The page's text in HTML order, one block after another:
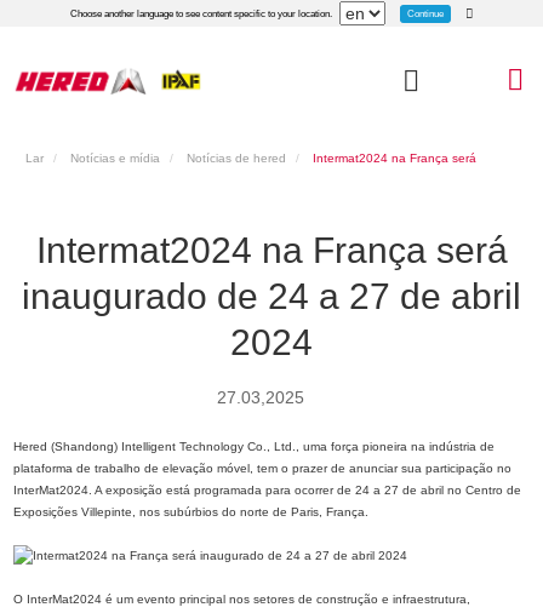
Choose another language to see content specific to your location. Continue
Lar Notícias e mídia Notícias de hered
Intermat2024 na França será
inaugurado de 24 a 27 de abril
2024
27.03,2025
Hered (Shandong) Intelligent Technology Co., Ltd., uma força pioneira na indústria de
plataforma de trabalho de elevação móvel, tem o prazer de anunciar sua participação no
InterMat2024. A exposição está programada para ocorrer de 24 a 27 de abril no Centro de
Exposições Villepinte, nos subúrbios do norte de Paris, França.
O InterMat2024 é um evento principal nos setores de construção e infraestrutura,